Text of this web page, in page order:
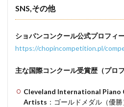
SNS,その他
ショパンコンクール公式プロフィ
https://chopincompetition.pl/
主な国際コンクール受賞歴（プロ
Cleveland International
Artists ：ゴールドメダル（優勝